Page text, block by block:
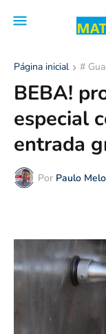
Página inicial #
BEBA!
especial
entrada
Por Paulo Melo